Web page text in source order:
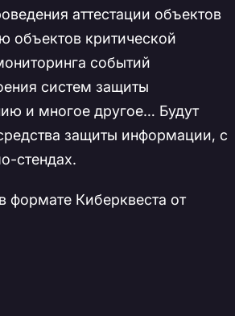
аттестации объектов
объектов критической
событий
систем защиты
и многое другое… Будут
защиты информации, с
стендах.
формате Киберквеста от